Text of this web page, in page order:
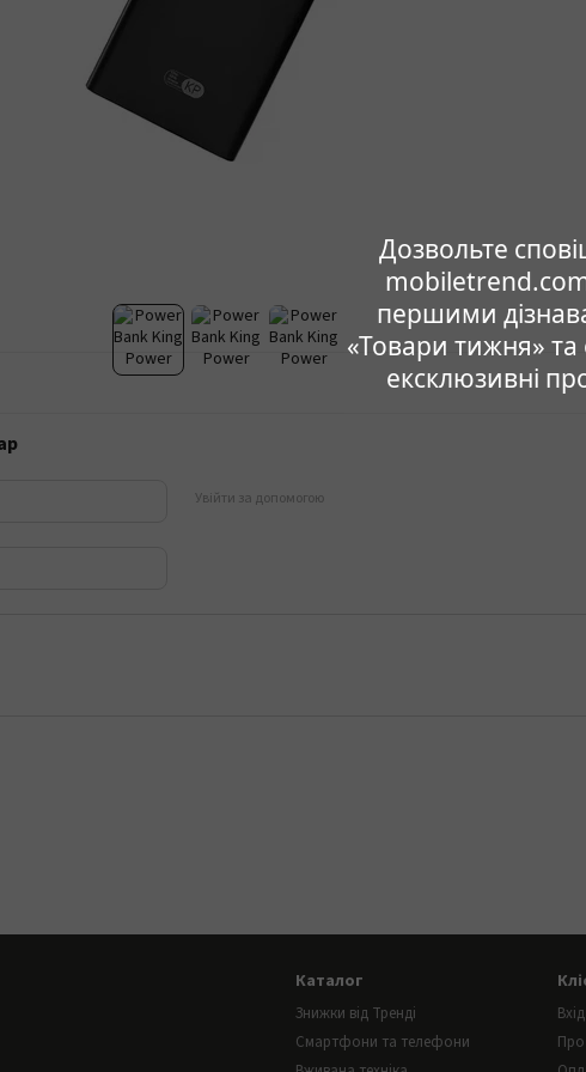
Дозвольте
першими
«Товари тижня»
ексклюзивні
Увійти за допомогою
Каталог
Знижки від Тренді
Смартфони та телефони